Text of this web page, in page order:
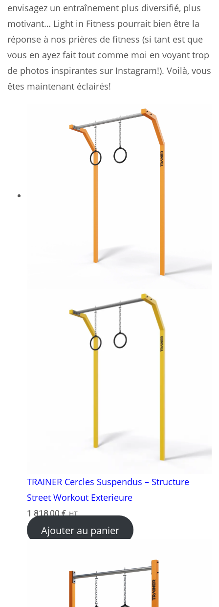
envisagez un entraînement plus diversifié, plus
motivant… Light in Fitness pourrait bien être la
réponse à nos prières de fitness (si tant est que
vous en ayez fait tout comme moi en voyant trop
de photos inspirantes sur Instagram!). Voilà, vous
êtes maintenant éclairés!
TRAINER Cercles Suspendus – Structure
Street Workout Exterieure
1 818,00€ HT
Ajouter au panier